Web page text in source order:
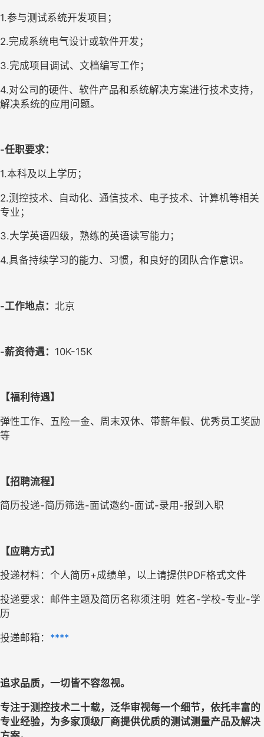
1.参与测试系统开发项目；
2.完成系统电气设计或软件开发；
3.完成项目调试、文档编写工作；
4.对公司的硬件、软件产品和系统解决方案进行技术支持，
解决系统的应用问题。
-任职要求：
1.本科及以上学历；
2.测控技术、自动化、通信技术、电子技术、计算机等相关
专业；
3.大学英语四级，熟练的英语读写能力；
4.具备持续学习的能力、习惯，和良好的团队合作意识。
-工作地点： 北京
-薪资待遇： 10K-15K
【福利待遇】
弹性工作、五险一金、周末双休、带薪年假、优秀员工奖励
等
【招聘流程】
简历投递-简历筛选-面试邀约-面试-录用 -报到入职
【应聘方式】
投递材料：个人简历+成绩单，以上请提供PDF格式文件
投递要求：邮件主题及简历名称须注明 姓名-学校-专业-学
历
投递邮箱： ****
追求品质，一切皆不容忽视。
专注于测控技术二十载，泛华审视每一个细节，依托丰富的
专业经验，为多家顶级厂商提供优质的测试测量产品及解决